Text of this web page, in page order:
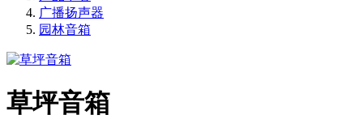
广播扬声器
园林音箱
草坪音箱